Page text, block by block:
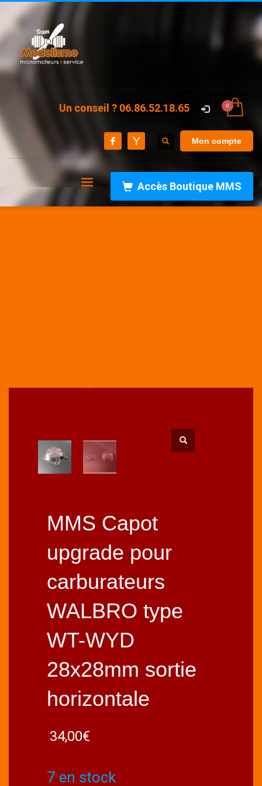
Un conseil ? 06.86.52.18.65
Mon compte
Accès Boutique MMS
MMS Capot
upgrade pour
carburateurs
WALBRO type
WT-WYD
28x28mm sortie
horizontale
34,00€
7 en stock